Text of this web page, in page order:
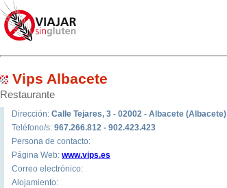
Vips Albacete
Restaurante
Dirección: Calle Tejares, 3 - 02002 - Albacete (Albacete)
Teléfono/s: 967.266.812 - 902.423.423
Persona de contacto:
Página Web: www.vips.es
Correo electrónico:
Alojamiento: